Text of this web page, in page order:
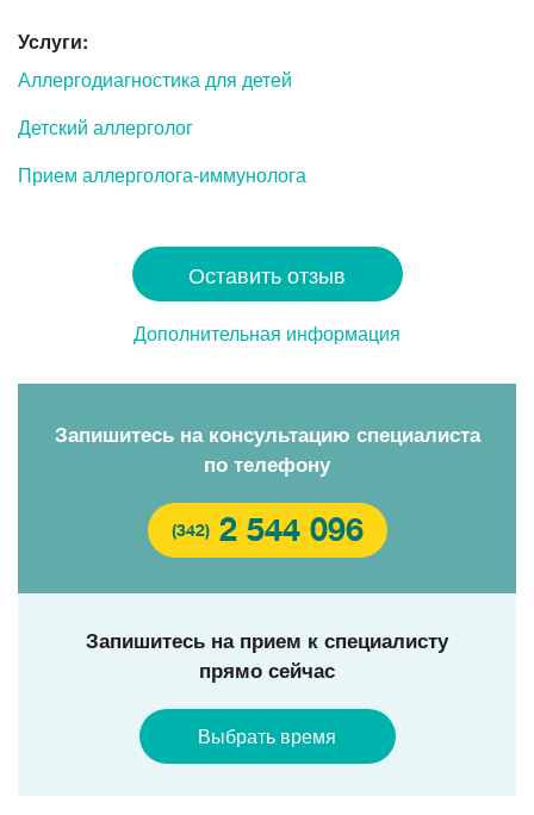
Услуги:
Аллергодиагностика для детей
Детский аллерголог
Прием аллерголога-иммунолога
Оставить отзыв
Дополнительная информация
Запишитесь на консультацию специалиста
по телефону
(342) 2 544 096
Запишитесь на прием к специалисту
прямо сейчас
Выбрать время